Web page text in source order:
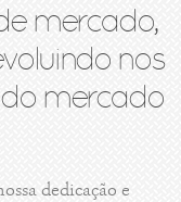
mercado,
nos
mercado
dedicação e